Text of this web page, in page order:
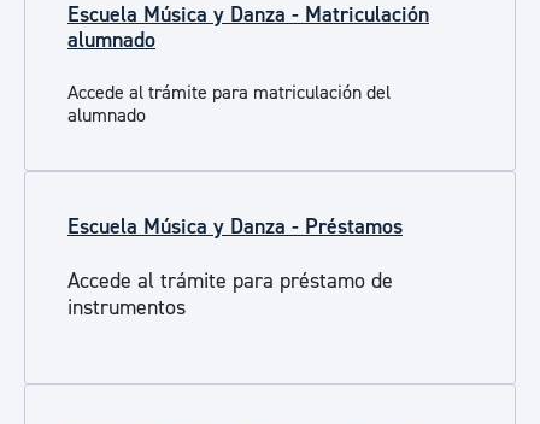
Escuela Música y Danza - Matriculación
alumnado
Accede al trámite para matriculación del
alumnado
Escuela Música y Danza - Préstamos
Accede al trámite para préstamo de
instrumentos